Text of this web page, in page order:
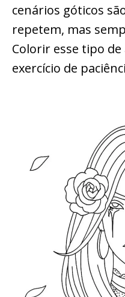
cenários góticos
repetem, mas
Colorir esse tipo
exercício de